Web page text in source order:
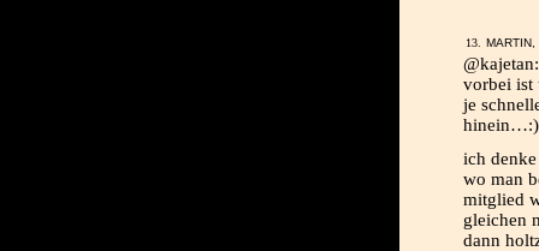
vorbei ist
je
hinein…:)
ich
wo man
mitglied
gleichen
dann